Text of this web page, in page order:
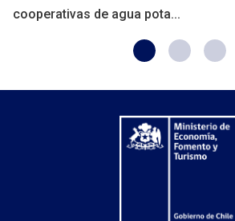
cooperativas de agua pota...